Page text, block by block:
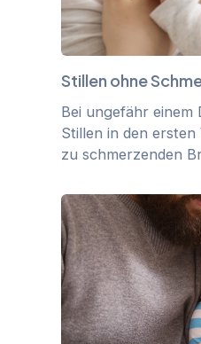
Stillen ohne
Bei ungefähr
Stillen in den
zu schmerzenden